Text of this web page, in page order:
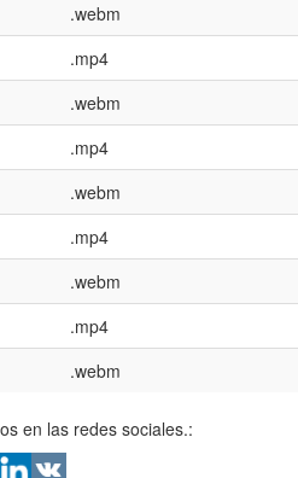
.webm
.mp4
.webm
.mp4
.webm
.mp4
.webm
.mp4
.webm
en las redes sociales.: